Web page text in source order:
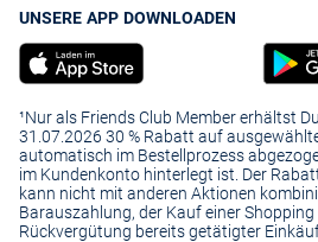
UNSERE APP DOWNLOADEN
¹Nur als Friends Club Member erhältst
31.07.2026 30 % Rabatt auf
automatisch im Bestellprozess
im Kundenkonto hinterlegt ist. Der
kann nicht mit anderen Aktionen
Barauszahlung, der Kauf einer
Rückvergütung bereits getätigter